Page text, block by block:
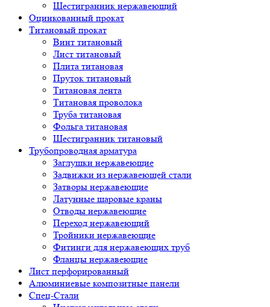
Шестигранник нержавеющий
Оцинкованный прокат
Титановый прокат
Винт титановый
Лист титановый
Плита титановая
Пруток титановый
Титановая лента
Титановая проволока
Труба титановая
Фольга титановая
Шестигранник титановый
Трубопроводная арматура
Заглушки нержавеющие
Задвижки из нержавеющей стали
Затворы нержавеющие
Латунные шаровые краны
Отводы нержавеющие
Переход нержавеющий
Тройники нержавеющие
Фитинги для нержавеющих труб
Фланцы нержавеющие
Лист перфорированный
Алюминиевые композитные панели
Спец-Стали